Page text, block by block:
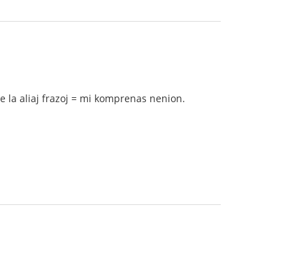
la aliaj frazoj = mi komprenas nenion.